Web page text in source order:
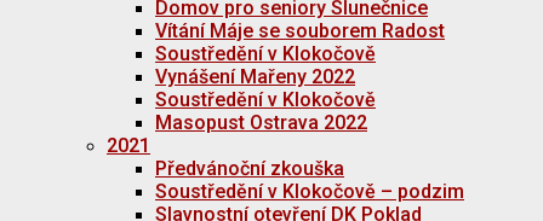
Domov pro seniory Slunečnice
Vítání Máje se souborem Radost
Soustředění v Klokočově
Vynášení Mařeny 2022
Soustředění v Klokočově
Masopust Ostrava 2022
2021
Předvánoční zkouška
Soustředění v Klokočově – podzim
Slavnostní otevření DK Poklad